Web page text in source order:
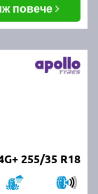
повече
255/35 R18